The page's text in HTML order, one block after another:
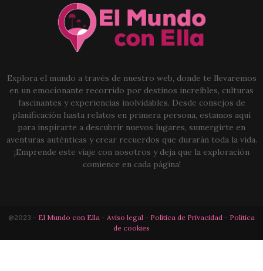
Explora el mundo a través de nuestro web, donde te llevaremos
en un emocionante recorrido por destinos increíbles, culturas
fascinantes y experiencias inolvidables. Desde consejos de
planificación hasta relatos en primera persona, estamos aquí
para inspirarte a descubrir nuevos lugares, sumergirte en
aventuras auténticas y crear recuerdos que durarán toda la vida.
¡Emprende este viaje con nosotros y deja que la exploración
comience en cada página!
@2023 - El Mundo con Ella - Aviso legal - Política de Privacidad - Política
de cookies